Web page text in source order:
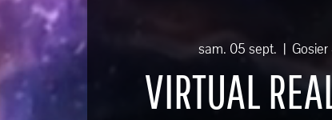
sam. 05 sept.
  |
VIRTUAL